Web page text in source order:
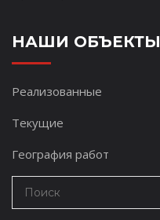
НАШИ ОБЪЕКТЫ
Реализованные
Текущие
География работ